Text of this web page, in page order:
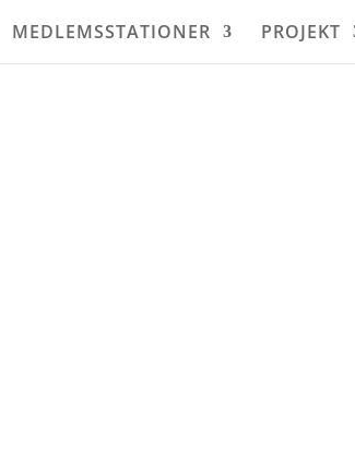
MEDLEMSSTATIONER PROJEKT